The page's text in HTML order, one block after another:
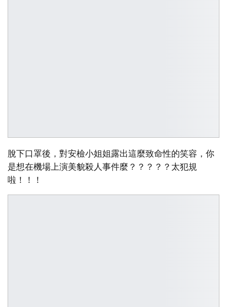
脫下口罩後，對安檢小姐姐露出這麼致命性的笑容，你
是想在機場上演美貌殺人事件麼？？？？？太犯規
啦！！！